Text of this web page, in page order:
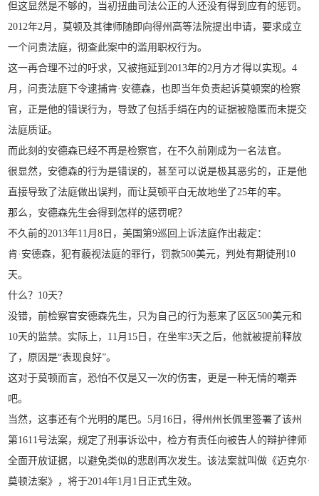
但这显然是不够的，当初扭曲司法公正的人还没有得到应有的惩罚。
2012年2月，莫顿及其律师随即向得州高等法院提出申请，要求成立
一个问责法庭，彻查此案中的滥用职权行为。
这一再合理不过的吁求，又被拖延到2013年的2月方才得以实现。4
月，问责法庭下令逮捕肯·安德森，也即当年负责起诉莫顿案的检察
官，正是他的错误行为，导致了包括手绢在内的证据被隐匿而未提交
法庭质证。
而此刻的安德森已经不再是检察官，在不久前刚成为一名法官。
很显然，安德森的行为是错误的，甚至可以说是极其恶劣的，正是他
直接导致了法庭做出误判，而让莫顿平白无故地坐了25年的牢。
那么，安德森先生会得到怎样的惩罚呢？
不久前的2013年11月8日，美国第9巡回上诉法庭作出裁定：
肯·安德森，犯有藐视法庭的罪行，罚款500美元，判处有期徒刑10
天。
什么？10天？
没错，前检察官安德森先生，只为自己的行为惹来了区区500美元和
10天的监禁。实际上，11月15日，在坐牢3天之后，他就被提前释放
了，原因是“表现良好”。
这对于莫顿而言，恐怕不仅是又一次的伤害，更是一种无情的嘲弄
吧。
当然，这事还有个光明的尾巴。5月16日，得州州长佩里签署了该州
第1611号法案，规定了刑事诉讼中，检方有责任向被告人的辩护律师
全面开放证据，以避免类似的悲剧再次发生。该法案就叫做《迈克尔·
莫顿法案》，将于2014年1月1日正式生效。